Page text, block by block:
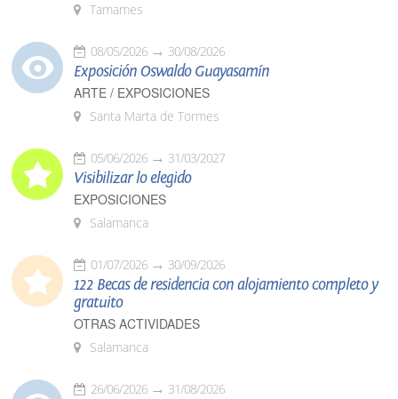
Tamames
08/05/2026 30/08/2026
Exposición Oswaldo Guayasamín
ARTE / EXPOSICIONES
Santa Marta de Tormes
05/06/2026 31/03/2027
Visibilizar lo elegido
EXPOSICIONES
Salamanca
01/07/2026 30/09/2026
122 Becas de residencia con alojamiento completo y
gratuito
OTRAS ACTIVIDADES
Salamanca
26/06/2026 31/08/2026